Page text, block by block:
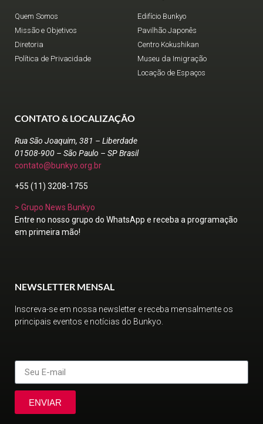
Quem Somos
Missão e Objetivos
Diretoria
Política de Privacidade
Edifício Bunkyo
Pavilhão Japonês
Centro Kokushikan
Museu da Imigração
Locação de Espaços
CONTATO & LOCALIZAÇÃO
Rua São Joaquim, 381 – Liberdade
01508-900 – São Paulo – SP Brasil
contato@bunkyo.org.br
+55 (11) 3208-1755
> Grupo News Bunkyo
Entre no nosso grupo do WhatsApp e receba a programação
em primeira mão!
NEWSLETTER MENSAL
Inscreva-se em nossa newsletter e receba mensalmente os
principais eventos e notícias do Bunkyo.
ENVIAR